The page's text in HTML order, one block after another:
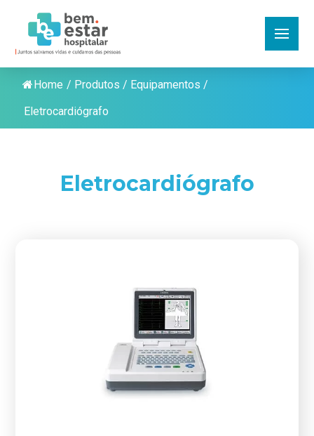
Home / Produtos / Equipamentos /
Eletrocardiógrafo
Eletrocardiógrafo